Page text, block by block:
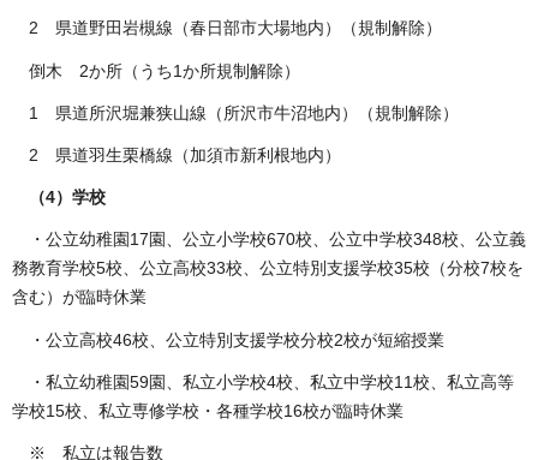
2 県道野田岩槻線（春日部市大場地内）（規制解除）
倒木 2か所（うち1か所規制解除）
1 県道所沢堀兼狭山線（所沢市牛沼地内）（規制解除）
2 県道羽生栗橋線（加須市新利根地内）
（4）学校
・公立幼稚園17園、公立小学校670校、公立中学校348校、公立義
務教育学校5校、公立高校33校、公立特別支援学校35校（分校7校を
含む）が臨時休業
・公立高校46校、公立特別支援学校分校2校が短縮授業
・私立幼稚園59園、私立小学校4校、私立中学校11校、私立高等
学校15校、私立専修学校・各種学校16校が臨時休業
※ 私立は報告数